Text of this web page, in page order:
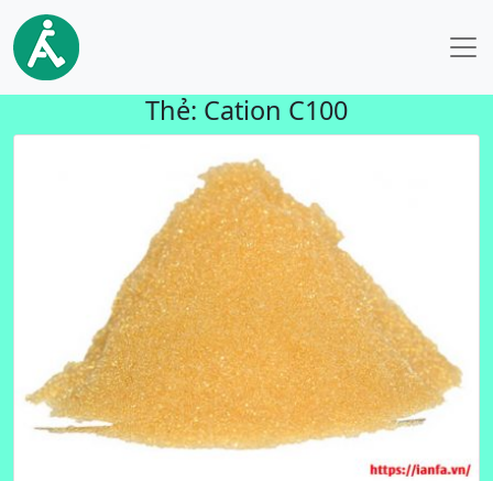
Thẻ: Cation C100